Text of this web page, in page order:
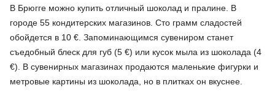
В Брюгге можно купить отличный шоколад и пралине. В
городе 55 кондитерских магазинов. Сто грамм сладостей
обойдется в 10 €. Запоминающимся сувениром станет
съедобный блеск для губ (5 €) или кусок мыла из шоколада (4
€). В сувенирных магазинах продаются маленькие фигурки и
метровые картины из шоколада, но в плитках он вкуснее.